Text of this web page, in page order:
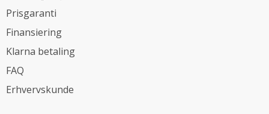
Prisgaranti
Finansiering
Klarna betaling
FAQ
Erhvervskunde